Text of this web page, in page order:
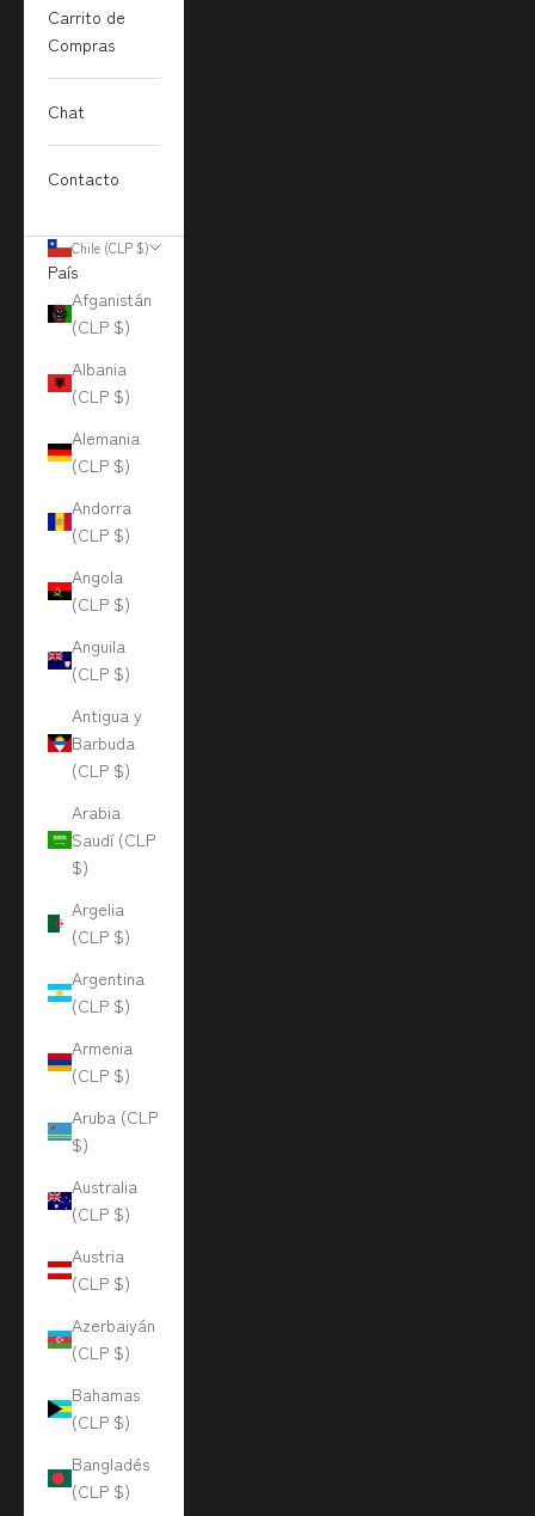
Carrito de
Compras
Chat
Contacto
Chile (CLP $)
País
Afganistán
(CLP $)
Albania
(CLP $)
Alemania
(CLP $)
Andorra
(CLP $)
Angola
(CLP $)
Anguila
(CLP $)
Antigua y
Barbuda
(CLP $)
Arabia
Saudí (CLP
$)
Argelia
(CLP $)
Argentina
(CLP $)
Armenia
(CLP $)
Aruba (CLP
$)
Australia
(CLP $)
Austria
(CLP $)
Azerbaiyán
(CLP $)
Bahamas
(CLP $)
Bangladés
(CLP $)